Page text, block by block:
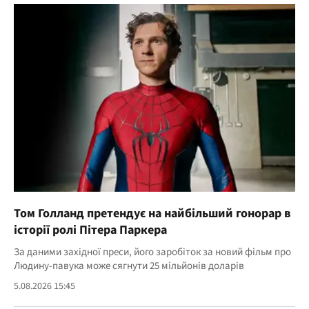
Том Голланд претендує на найбільший гонорар в
історії ролі Пітера Паркера
За даними західної преси, його заробіток за новий фільм про
Людину-павука може сягнути 25 мільйонів доларів
5.08.2026 15:45